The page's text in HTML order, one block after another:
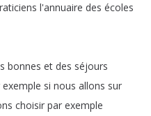
l'annuaire des écoles
bonnes et des séjours
exemple si nous allons sur
choisir par exemple